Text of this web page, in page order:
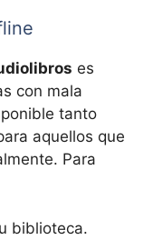
es
con mala
tanto
aquellos que
Para
biblioteca.